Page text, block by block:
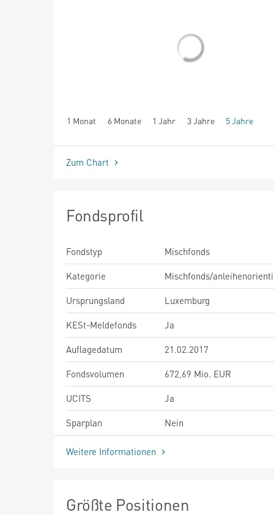
1 Monat 6 Monate 1 Jahr 3 Jahre 5 Jahre
seit Beginn
Zum Chart
Fondsprofil
Fondstyp
Mischfonds
Kategorie
Mischfonds/
Ursprungsland
Luxemburg
KESt-Meldefonds
Ja
Auflagedatum
21.02.2017
Fondsvolumen
672,69 Mio. EUR
UCITS
Ja
Sparplan
Nein
Weitere Informationen
Größte Positionen